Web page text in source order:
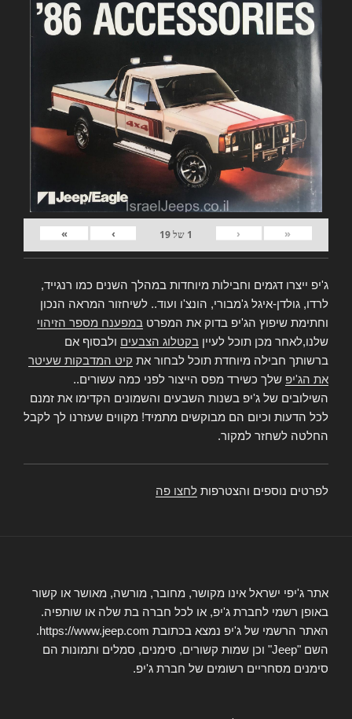
«
‹
1 של19
›
»
ג'יפ ייצרו דגמים וחבילות מיוחדות במהלך השנים כמו רנגייד,
לרדו, גולדן-איגל ג'מבורי, הונצ'ו ועוד.. לשיחזור המראה הנכון
וחתימת שיפוץ הג'יפ בדוק את המפרט במפענח מספר הזיהוי
שלנו,לאחר מכן תוכל לעיין בקטלוג הצבעים ולבסוף אם
ברשותך חבילה מיוחדת תוכל לבחור את קיט המדבקות שעיטר
את הג'יפ שלך כשירד מפס הייצור לפני כמה עשורים..
השילובים של ג'יפ בשנות השבעים והשמונים הקדימו את זמנם
לכל הדעות וכיום הם מבוקשים מתמיד! מקווים שעזרנו לך לקבל
החלטה לשחזר למקור.
לפרטים נוספים והצטרפות לחצו פה
אתר ג'יפי ישראל אינו מקושר, מחובר, מורשה, מאושר או קשור
באופן רשמי לחברת ג'יפ, או לכל חברה בת שלה או שותפיה.
האתר הרשמי של ג'יפ נמצא בכתובת https://www.jeep.com.
השם "Jeep" וכן שמות קשורים, סימנים, סמלים ותמונות הם
סימנים מסחריים רשומים של חברת ג'יפ.